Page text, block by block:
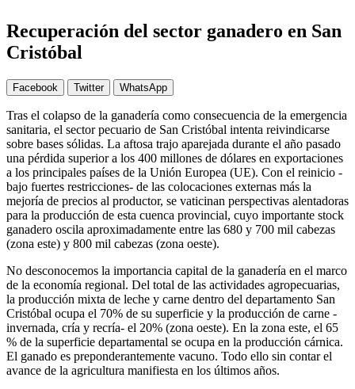
Recuperación del sector ganadero en San
Cristóbal
Facebook Twitter WhatsApp
Tras el colapso de la ganadería como consecuencia de la emergencia
sanitaria, el sector pecuario de San Cristóbal intenta reivindicarse
sobre bases sólidas. La aftosa trajo aparejada durante el año pasado
una pérdida superior a los 400 millones de dólares en exportaciones
a los principales países de la Unión Europea (UE). Con el reinicio -
bajo fuertes restricciones- de las colocaciones externas más la
mejoría de precios al productor, se vaticinan perspectivas alentadoras
para la producción de esta cuenca provincial, cuyo importante stock
ganadero oscila aproximadamente entre las 680 y 700 mil cabezas
(zona este) y 800 mil cabezas (zona oeste).
No desconocemos la importancia capital de la ganadería en el marco
de la economía regional. Del total de las actividades agropecuarias,
la producción mixta de leche y carne dentro del departamento San
Cristóbal ocupa el 70% de su superficie y la producción de carne -
invernada, cría y recría- el 20% (zona oeste). En la zona este, el 65
% de la superficie departamental se ocupa en la producción cárnica.
El ganado es preponderantemente vacuno. Todo ello sin contar el
avance de la agricultura manifiesta en los últimos años.